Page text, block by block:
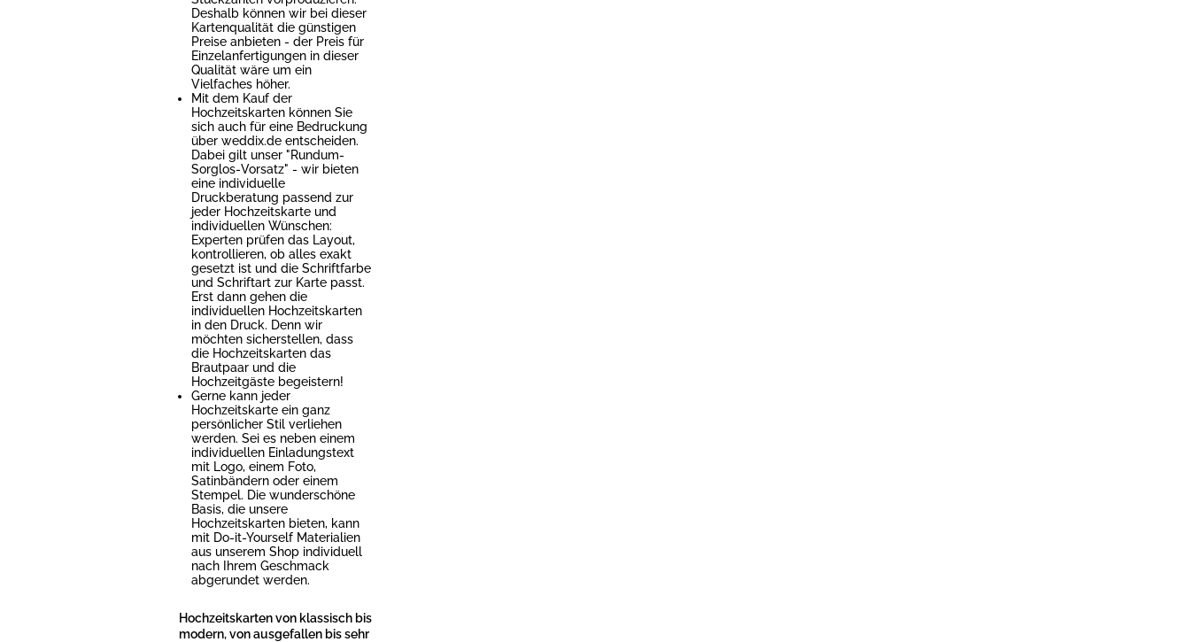
Deshalb können wir bei dieser
Kartenqualität die günstigen
Preise anbieten - der Preis für
Einzelanfertigungen in dieser
Qualität wäre um ein
Vielfaches höher.
Mit dem Kauf der
Hochzeitskarten können Sie
sich auch für eine Bedruckung
über weddix.de entscheiden.
Dabei gilt unser "Rundum-
Sorglos-Vorsatz" - wir bieten
eine individuelle
Druckberatung passend zur
jeder Hochzeitskarte und
individuellen Wünschen:
Experten prüfen das Layout,
kontrollieren, ob alles exakt
gesetzt ist und die Schriftfarbe
und Schriftart zur Karte passt.
Erst dann gehen die
individuellen Hochzeitskarten
in den Druck. Denn wir
möchten sicherstellen, dass
die Hochzeitskarten das
Brautpaar und die
Hochzeitgäste begeistern!
Gerne kann jeder
Hochzeitskarte ein ganz
persönlicher Stil verliehen
werden. Sei es neben einem
individuellen Einladungstext
mit Logo, einem Foto,
Satinbändern oder einem
Stempel. Die wunderschöne
Basis, die unsere
Hochzeitskarten bieten, kann
mit Do-it-Yourself Materialien
aus unserem Shop individuell
nach Ihrem Geschmack
abgerundet werden.
Hochzeitskarten von klassisch bis
modern, von ausgefallen bis sehr